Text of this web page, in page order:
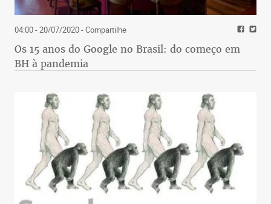
04:00 - 20/07/2020- Compartilhe
Os 15 anos do Google no Brasil: do começo em
BH à pandemia